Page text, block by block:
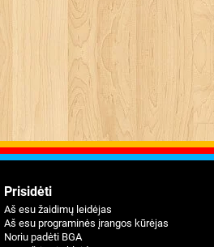
Prisidėti
Aš esu žaidimų leidėjas
Aš esu programinės įrangos kūrėjas
Noriu padėti BGA